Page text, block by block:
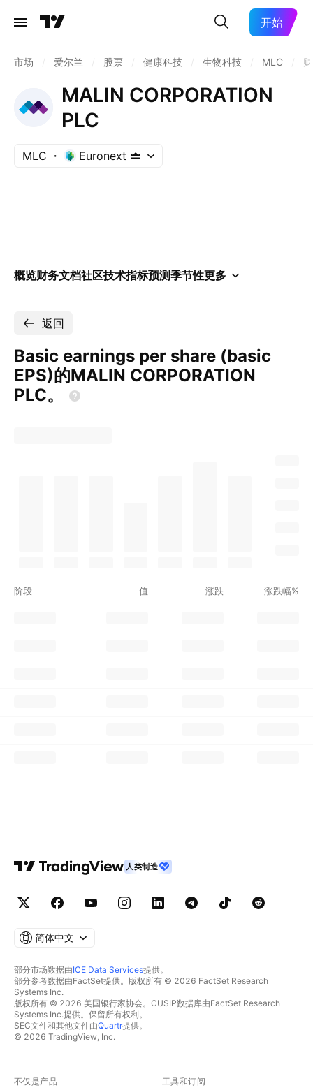
开始
市场 爱尔兰 股票 健康科技 生物科技 MLC
MALIN CORPORATION
PLC
MLC Euronext
概览财务文档社区技术指标预测季节性更多
返回
Basic earnings per share (basic
EPS)的MALIN CORPORATION
PLC。
阶段 值 涨跌 涨跌幅%
人类制造
简体中文
部分市场数据由ICE Data Services提供。
部分参考数据由FactSet提供。版权所有 © 2026 FactSet Research
Systems Inc.
版权所有 © 2026 美国银行家协会。CUSIP数据库由FactSet Research
Systems Inc.提供。保留所有权利。
SEC文件和其他文件由Quartr提供。
© 2026 TradingView, Inc.
不仅是产品 工具和订阅